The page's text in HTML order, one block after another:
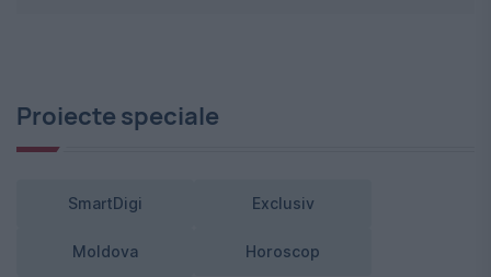
Proiecte speciale
SmartDigi Exclusiv
Moldova Horoscop